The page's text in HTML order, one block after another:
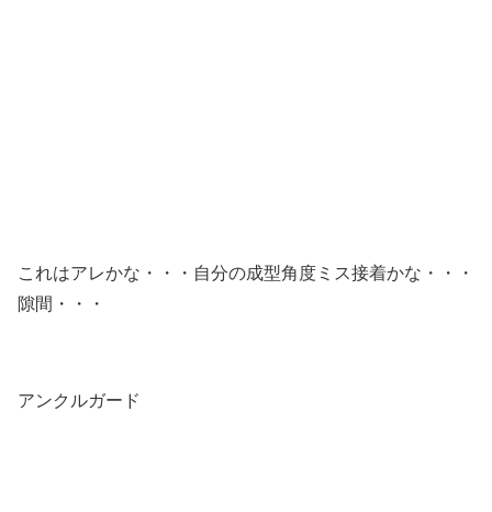
これはアレかな・・・自分の成型角度ミス接着かな・・・
隙間・・・
アンクルガード